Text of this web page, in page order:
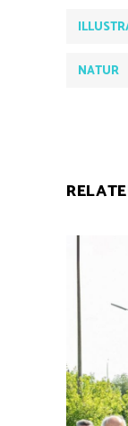
NATUR